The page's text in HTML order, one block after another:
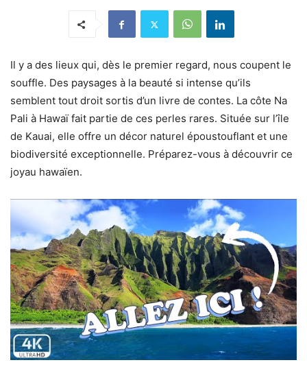
Il y a des lieux qui, dès le premier regard, nous coupent le
souffle. Des paysages à la beauté si intense qu’ils
semblent tout droit sortis d’un livre de contes. La côte Na
Pali à Hawaï fait partie de ces perles rares. Située sur l’île
de Kauai, elle offre un décor naturel époustouflant et une
biodiversité exceptionnelle. Préparez-vous à découvrir ce
joyau hawaïen.